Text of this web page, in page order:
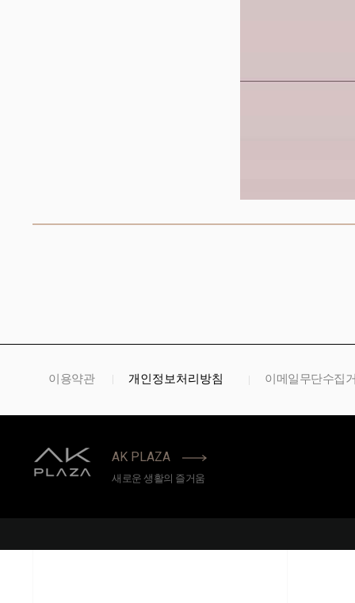
이용약관 개인정보처리방침 이메일무단수집
AK PLAZA
새로운 생활의 즐거움